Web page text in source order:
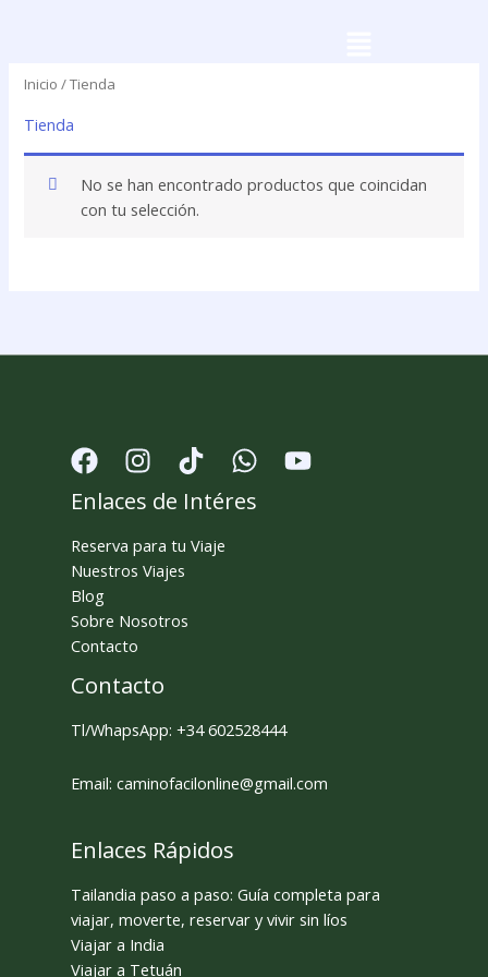
Inicio / Tienda
Tienda
No se han encontrado productos que coincidan
con tu selección.
Enlaces de Intéres
Reserva para tu Viaje
Nuestros Viajes
Blog
Sobre Nosotros
Contacto
Contacto
Tl/WhapsApp: +34 602528444
Email: caminofacilonline@gmail.com
Enlaces Rápidos
Tailandia paso a paso: Guía completa para
viajar, moverte, reservar y vivir sin líos
Viajar a India
Viajar a Tetuán